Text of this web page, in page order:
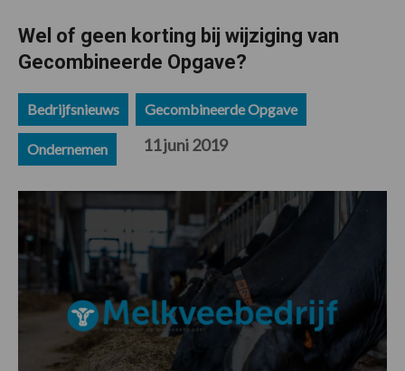
Wel of geen korting bij wijziging van
Gecombineerde Opgave?
Bedrijfsnieuws Gecombineerde Opgave
Ondernemen 11 juni 2019